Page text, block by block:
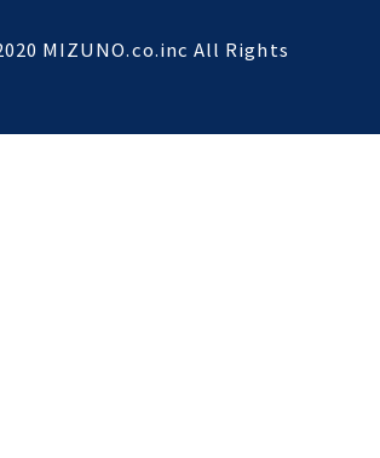
MIZUNO.co.inc All Rights